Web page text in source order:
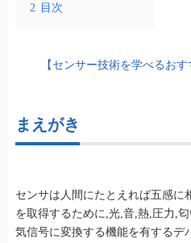
2 目次
【センサー技術を学べるお
まえがき
センサは人間にたとえれば五感に
を取得するために,光,音,熱,圧力,
気信号に変換する機能を有するデ